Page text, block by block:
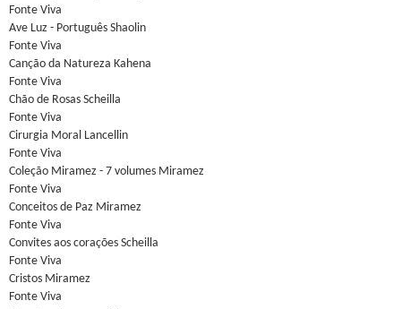
Fonte Viva
Ave Luz - Português Shaolin
Fonte Viva
Canção da Natureza Kahena
Fonte Viva
Chão de Rosas Scheilla
Fonte Viva
Cirurgia Moral Lancellin
Fonte Viva
Coleção Miramez - 7 volumes Miramez
Fonte Viva
Conceitos de Paz Miramez
Fonte Viva
Convites aos corações Scheilla
Fonte Viva
Cristos Miramez
Fonte Viva